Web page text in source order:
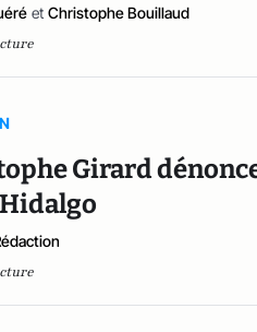
et Christophe Bouillaud
Girard